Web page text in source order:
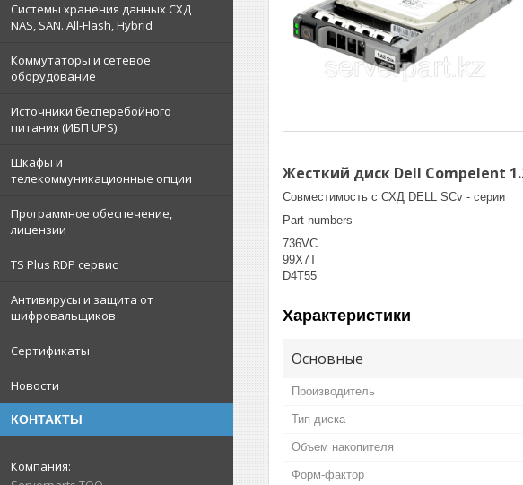
Системы хранения данных СХД
NAS, SAN. All-Flash, Hybrid
Коммутаторы и сетевое
оборудование
Источники бесперебойного
питания (ИБП UPS)
Шкафы и
телекоммуникационные опции
Программное обеспечение,
лицензии
TS Plus RDP сервис
Антивирусы и защита от
шифровальщиков
Сертификаты
Новости
КОНТАКТЫ
Жесткий диск Dell Compelent
Совместимость с СХД DELL SCv - серии
Part numbers
736VC
99X7T
D4T55
Характеристики
Основные
Производитель
Тип диска
Объем накопителя
Форм-фактор